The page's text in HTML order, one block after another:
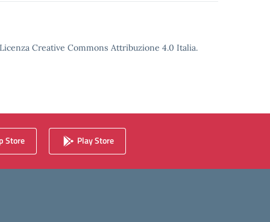
Creative Commons Attribuzione 4.0 Italia.
Store Play Store